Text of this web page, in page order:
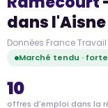
dans l'Aisne
Données France
Marché tendu ·
10
offres d'emploi dans la